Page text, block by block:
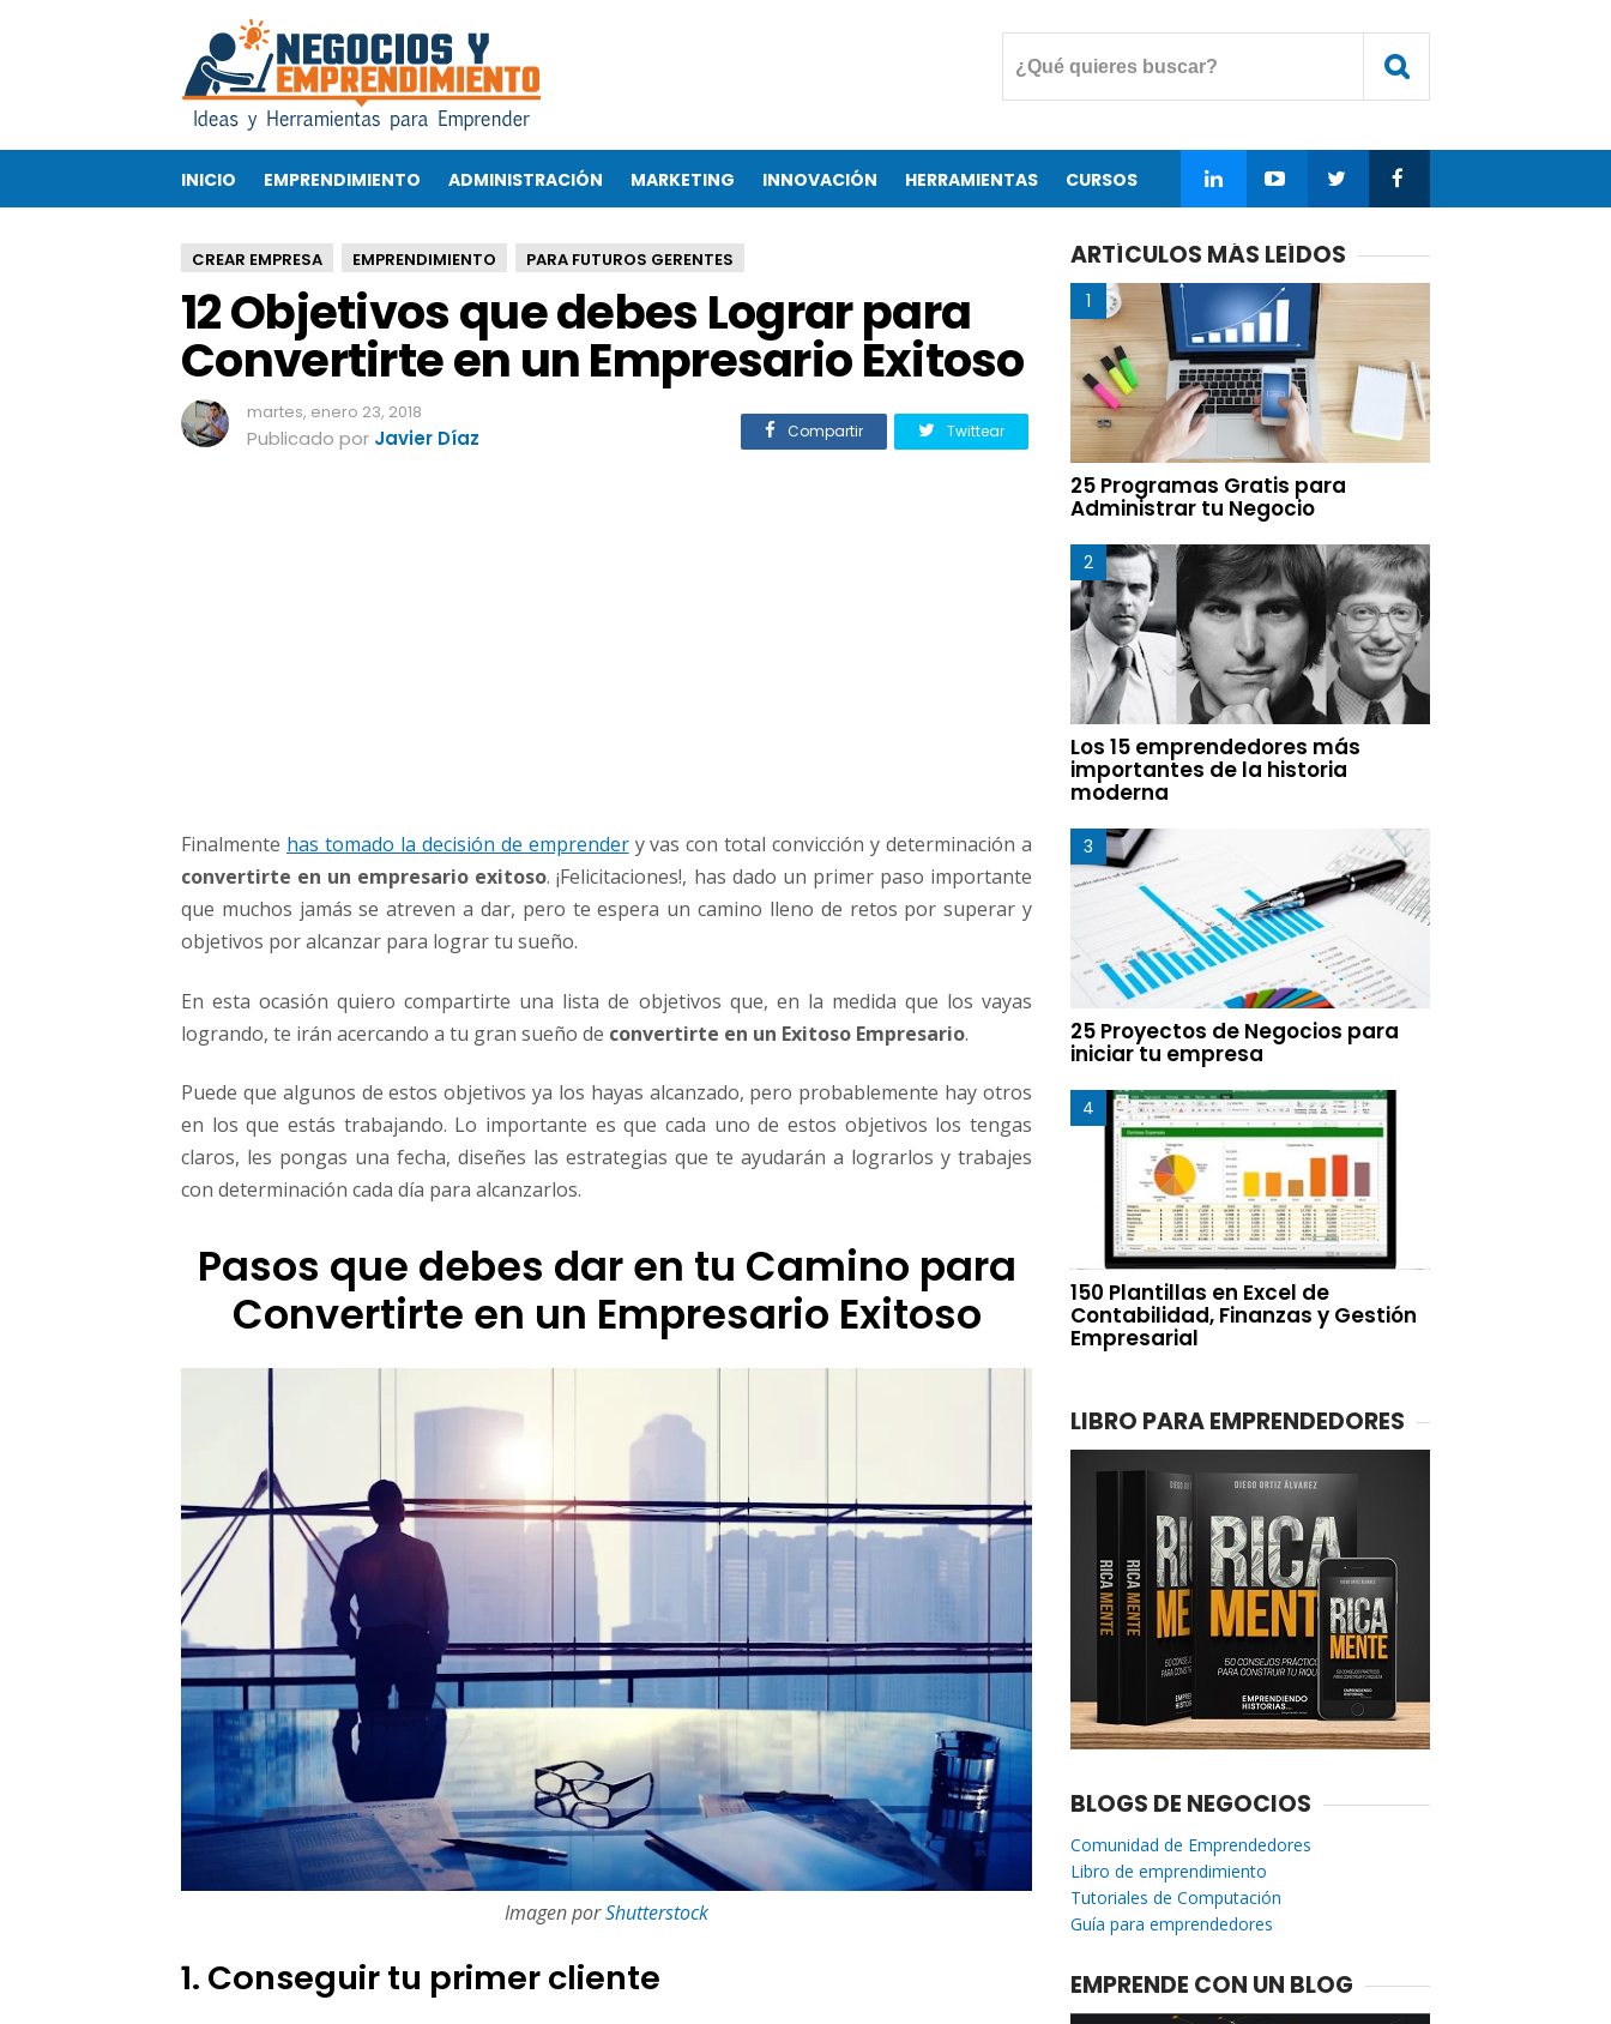
O
t
i
v
o
s
u
e
d
e
n
v
e
t
r
t
e
u
n
E
r
i
s
o
INICIO EMPRENDIMIENTO ADMINISTRACIÓN MARKETING INNOVACIÓN HERRAMIENTAS CURSOS
CREAR EMPRESA EMPRENDIMIENTO PARA FUTUROS GERENTES
12 Objetivos que debes Lograr para
Convertirte en un Empresario Exitoso
martes, enero 23, 2018
Publicado por Javier Díaz Compartir Twittear
Finalmente has tomado la decisión de emprendery vas con total convicción y determinación a
convertirte en un empresario exitoso. ¡Felicitaciones!, has dado un primer paso importante
que muchos jamás se atreven a dar, pero te espera un camino lleno de retos por superar y
objetivos por alcanzar para lograr tu sueño.
En esta ocasión quiero compartirte una lista de objetivos que, en la medida que los vayas
logrando, te irán acercando a tu gran sueño de convertirte en un Exitoso Empresario.
Puede que algunos de estos objetivos ya los hayas alcanzado, pero probablemente hay otros
en los que estás trabajando. Lo importante es que cada uno de estos objetivos los tengas
claros, les pongas una fecha, diseñes las estrategias que te ayudarán a lograrlos y trabajes
con determinación cada día para alcanzarlos.
Pasos que debes dar en tu Camino para
Convertirte en un Empresario Exitoso
Imagen porShutterstock
1. Conseguir tu primer cliente
ARTÍCULOS MÁS LEÍDOS
25 Programas Gratis para
Administrar tu Negocio
Los 15 emprendedores más
importantes de la historia
moderna
25 Proyectos de Negocios para
iniciar tu empresa
150 Plantillas en Excel de
Contabilidad, Finanzas y Gestión
Empresarial
LIBRO PARA EMPRENDEDORES
BLOGS DE NEGOCIOS
Comunidad de Emprendedores
Libro de emprendimiento
Tutoriales de Computación
Guía para emprendedores
EMPRENDE CON UN BLOG